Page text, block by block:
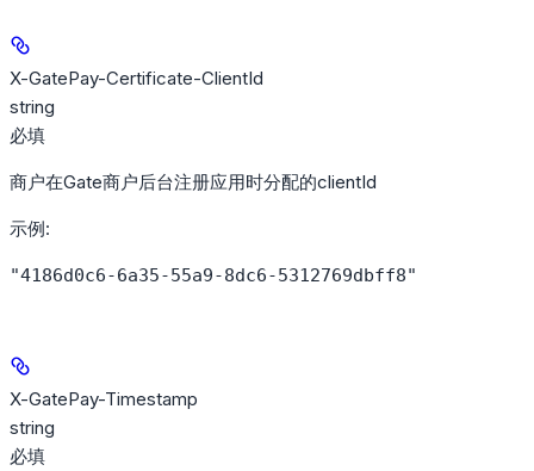
X-GatePay-Certificate-ClientId
string
必填
商户在Gate商户后台注册应用时分配的clientId
示例:
"4186d0c6-6a35-55a9-8dc6-5312769dbff8"
X-GatePay-Timestamp
string
必填